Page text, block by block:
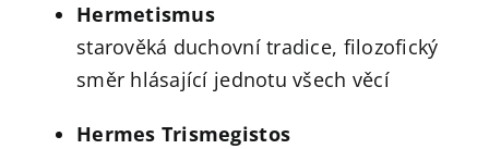
Hermetismus
starověká duchovní tradice, filozofický
směr hlásající jednotu všech věcí
Hermes Trismegistos